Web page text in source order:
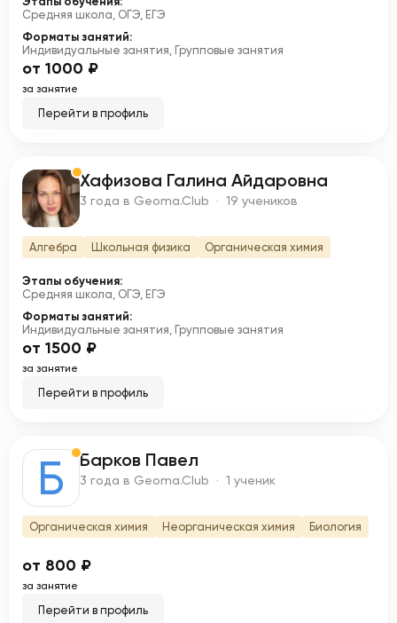
Средняя школа, ОГЭ, ЕГЭ
Форматы занятий:
Индивидуальные занятия, Групповые занятия
от 1000 ₽
за занятие
Перейти в профиль
Х Хафизова Галина Айдаровна
3 года в Geoma.Club · 19 учеников
Алгебра Школьная физика Органическая химия
Этапы обучения:
Средняя школа, ОГЭ, ЕГЭ
Форматы занятий:
Индивидуальные занятия, Групповые занятия
от 1500 ₽
за занятие
Перейти в профиль
Б Барков Павел
3 года в Geoma.Club · 1 ученик
Органическая химия Неорганическая химия Биология
от 800 ₽
за занятие
Перейти в профиль